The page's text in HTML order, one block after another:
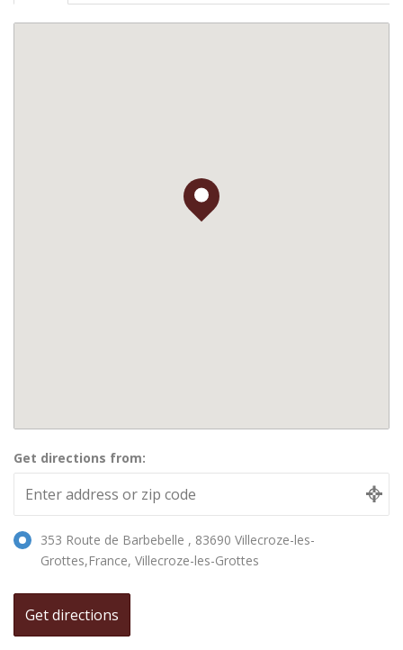
Get directions from:
353 Route de Barbebelle , 83690 Villecroze-les-
Grottes,France, Villecroze-les-Grottes